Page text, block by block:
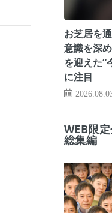
お芝居を
意識を深
を迎えた“
に注目
WEB限
総集編